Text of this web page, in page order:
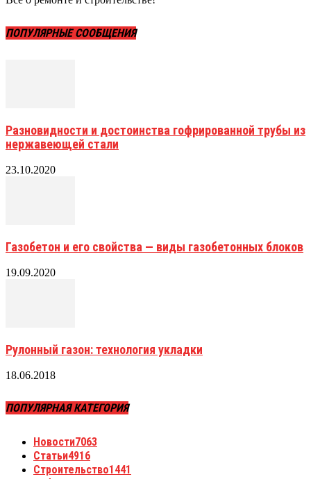
ПОПУЛЯРНЫЕ СООБЩЕНИЯ
Разновидности и достоинства гофрированной трубы из
нержавеющей стали
23.10.2020
Газобетон и его свойства — виды газобетонных блоков
19.09.2020
Рулонный газон: технология укладки
18.06.2018
ПОПУЛЯРНАЯ КАТЕГОРИЯ
Новости7063
Статьи4916
Строительство1441